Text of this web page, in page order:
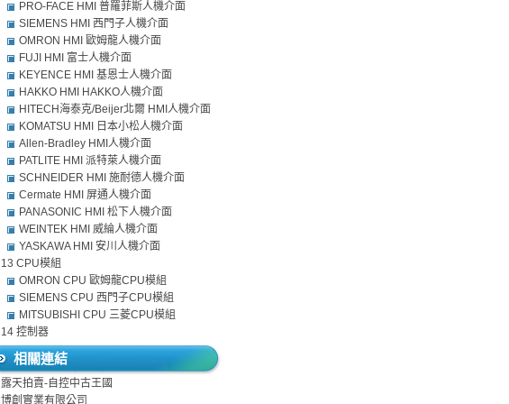
PRO-FACE HMI 普羅菲斯人機介面
SIEMENS HMI 西門子人機介面
OMRON HMI 歐姆龍人機介面
FUJI HMI 富士人機介面
KEYENCE HMI 基恩士人機介面
HAKKO HMI HAKKO人機介面
HITECH海泰克/Beijer北爾 HMI人機介面
KOMATSU HMI 日本小松人機介面
Allen-Bradley HMI人機介面
PATLITE HMI 派特萊人機介面
SCHNEIDER HMI 施耐德人機介面
Cermate HMI 屏通人機介面
PANASONIC HMI 松下人機介面
WEINTEK HMI 威綸人機介面
YASKAWA HMI 安川人機介面
13 CPU模組
OMRON CPU 歐姆龍CPU模組
SIEMENS CPU 西門子CPU模組
MITSUBISHI CPU 三菱CPU模組
14 控制器
相關連結
露天拍賣-自控中古王國
博創實業有限公司